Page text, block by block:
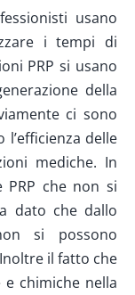
usano
i tempi di
PRP si usano
della
ci sono
delle
mediche. In
PRP che non si
dato che dallo
si possono
il fatto che
chimiche nella